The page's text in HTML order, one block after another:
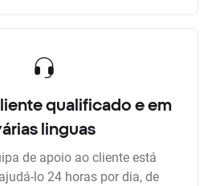
qualificado e em
linguas
de apoio ao cliente está
lo 24 horas por dia, de